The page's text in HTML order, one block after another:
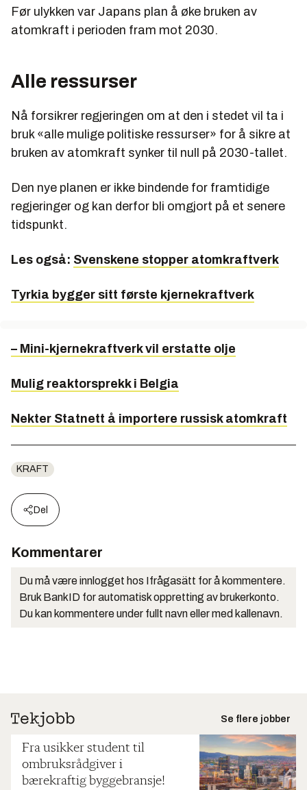
Før ulykken var Japans plan å øke bruken av
atomkraft i perioden fram mot 2030.
Alle ressurser
Nå forsikrer regjeringen om at den i stedet vil ta i
bruk «alle mulige politiske ressurser» for å sikre at
bruken av atomkraft synker til null på 2030-tallet.
Den nye planen er ikke bindende for framtidige
regjeringer og kan derfor bli omgjort på et senere
tidspunkt.
Les også: Svenskene stopper atomkraftverk
Tyrkia bygger sitt første kjernekraftverk
– Mini-kjernekraftverk vil erstatte olje
Mulig reaktorsprekk i Belgia
Nekter Statnett å importere russisk atomkraft
KRAFT
Del
Kommentarer
Du må være innlogget hos Ifrågasätt for å kommentere.
Bruk BankID for automatisk oppretting av brukerkonto.
Du kan kommentere under fullt navn eller med kallenavn.
Se flere jobber
Fra usikker student til
ombruksrådgiver i
bærekraftig byggebransje!